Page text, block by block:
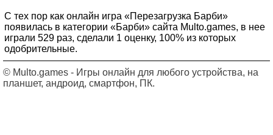
С тех пор как онлайн игра «Перезагрузка Барби»
появилась в категории «Барби» сайта Multo.games, в нее
играли 529 раз, сделали 1 оценку, 100% из которых
одобрительные.
© Multo.games - Игры онлайн для любого устройства, на
планшет, андроид, смартфон, ПК.